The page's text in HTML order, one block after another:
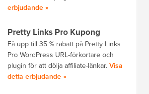
erbjudande »
Pretty Links Pro Kupong
Få upp till 35 % rabatt på Pretty Links
Pro WordPress URL-förkortare och
plugin för att dölja affiliate-länkar.Visa
detta erbjudande »